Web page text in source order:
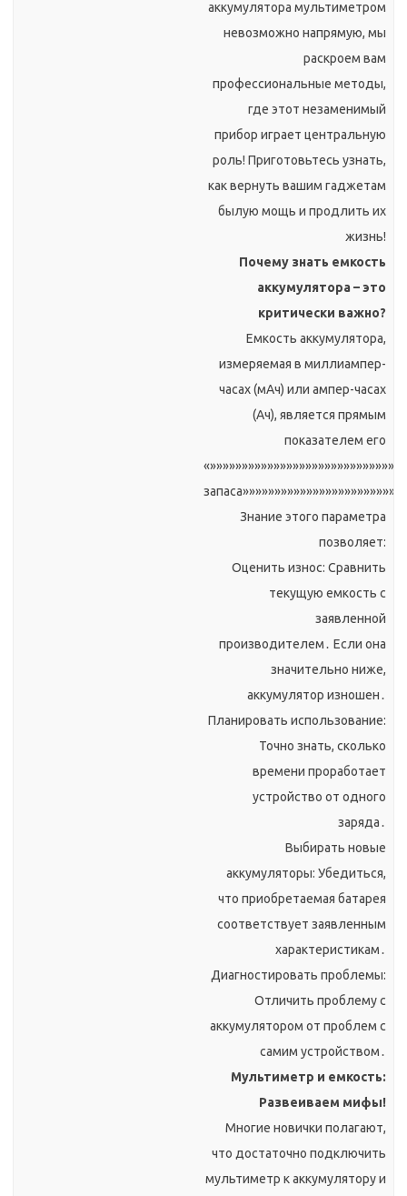
аккумулятора мультиметром
невозможно напрямую, мы
раскроем вам
профессиональные методы,
где этот незаменимый
прибор играет центральную
роль! Приготовьтесь узнать,
как вернуть вашим гаджетам
былую мощь и продлить их
жизнь!
Почему знать емкость
аккумулятора – это
критически важно?
Емкость аккумулятора,
измеряемая в миллиампер-
часах (мАч) или ампер-часах
(Ач), является прямым
показателем его
Знание этого параметра
позволяет:
Оценить износ: Сравнить
текущую емкость с
заявленной
производителем․ Если она
значительно ниже,
аккумулятор изношен․
Планировать использование:
Точно знать, сколько
времени проработает
устройство от одного
заряда․
Выбирать новые
аккумуляторы: Убедиться,
что приобретаемая батарея
соответствует заявленным
характеристикам․
Диагностировать проблемы:
Отличить проблему с
аккумулятором от проблем с
самим устройством․
Мультиметр и емкость:
Развеиваем мифы!
Многие новички полагают,
что достаточно подключить
мультиметр к аккумулятору и